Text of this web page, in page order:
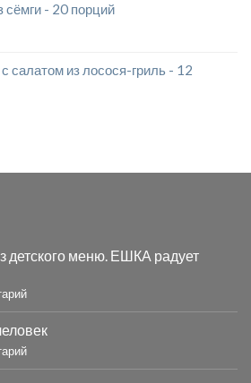
сёмги - 20 порций
салатом из лосося-гриль - 12
детского меню. ЕШКА радует